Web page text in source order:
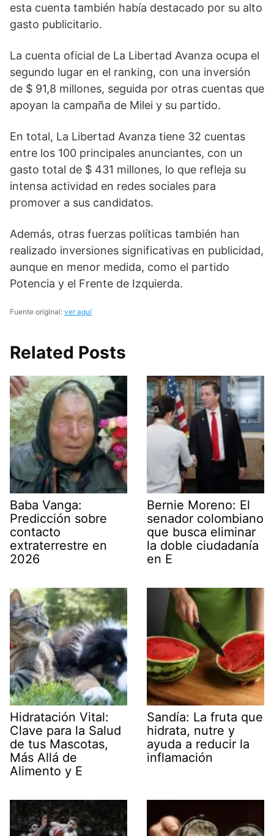
esta cuenta también había destacado por su alto
gasto publicitario.
La cuenta oficial de La Libertad Avanza ocupa el
segundo lugar en el ranking, con una inversión
de $ 91,8 millones, seguida por otras cuentas que
apoyan la campaña de Milei y su partido.
En total, La Libertad Avanza tiene 32 cuentas
entre los 100 principales anunciantes, con un
gasto total de $ 431 millones, lo que refleja su
intensa actividad en redes sociales para
promover a sus candidatos.
Además, otras fuerzas políticas también han
realizado inversiones significativas en publicidad,
aunque en menor medida, como el partido
Potencia y el Frente de Izquierda.
Fuente original: ver aquí
Related Posts
Baba Vanga:
Predicción sobre
contacto
extraterrestre en
2026
Bernie Moreno: El
senador colombiano
que busca eliminar
la doble ciudadanía
en E
Hidratación Vital:
Clave para la Salud
de tus Mascotas,
Más Allá de
Alimento y E
Sandía: La fruta que
hidrata, nutre y
ayuda a reducir la
inflamación